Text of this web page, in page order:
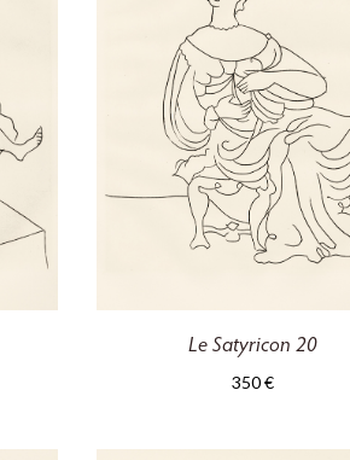
Le Satyricon 20
350€